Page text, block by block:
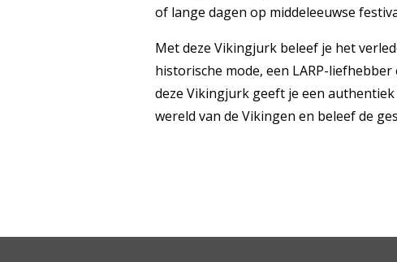
of lange dagen op middeleeuwse
Met deze Vikingjurk beleef je het
historische mode, een LARP-
deze Vikingjurk geeft je een
wereld van de Vikingen en beleef de